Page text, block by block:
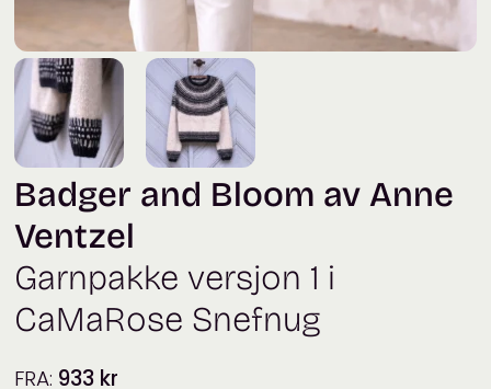
Badger and Bloom av Anne
Ventzel
Garnpakke versjon 1 i
CaMaRose Snefnug
FRA: 933 kr